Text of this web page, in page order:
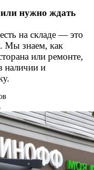
нужно ждать
на складе — это
Мы знаем, как
или ремонте,
наличии и